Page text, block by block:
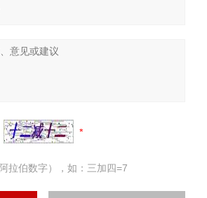
拉伯数字），如：三加四=7